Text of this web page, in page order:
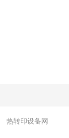
热转印设备网